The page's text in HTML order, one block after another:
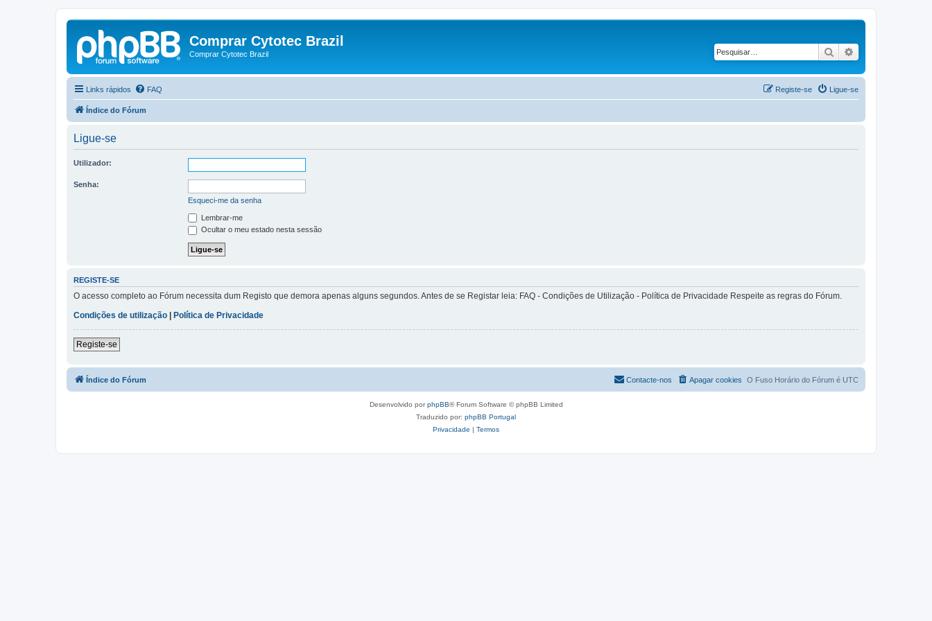
Comprar Cytotec Brazil
Comprar Cytotec Brazil Pesquisar
Links rápidos FAQ Ligue-se
Registe-se
Índice do Fórum
Ligue-se
Utilizador:
Senha:
Esqueci-me da senha
Lembrar-me
Ocultar o meu estado nesta sessão
REGISTE-SE
O acesso completo ao Fórum necessita dum Registo que demora apenas alguns segundos. Antes de se Registar leia: FAQ - Condições de Utilização - Política de Privacidade Respeite as regras do Fórum.
Condições de utilização
Política de Privacidade
Registe-se
Índice do Fórum O Fuso Horário do Fórum é UTC
Apagar cookies
Contacte-nos
Desenvolvido porphpBB® Forum Software © phpBB Limited
Traduzido por: phpBB Portugal
Privacidade | Termos